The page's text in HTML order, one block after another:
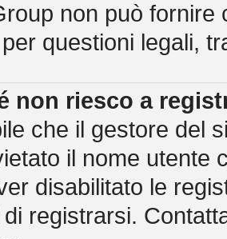
non può fornire
questioni legali,
non riesco a
che il gestore del
il nome utente
disabilitato le
registrarsi.